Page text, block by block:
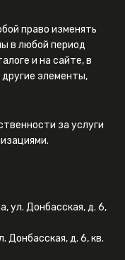
право изменять
в любой период
и на сайте, в
элементы,
за услуги
ул. Донбасская, д. 6,
Донбасская, д. 6, кв.